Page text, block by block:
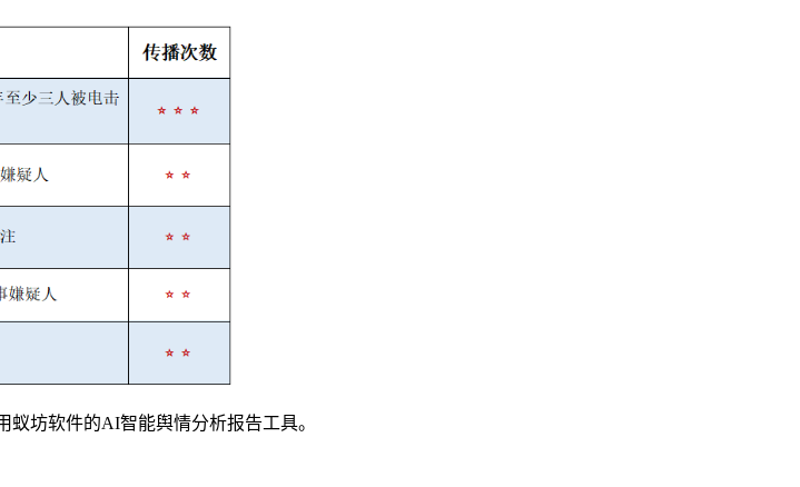
坊软件的AI智能舆情分析报告工具。